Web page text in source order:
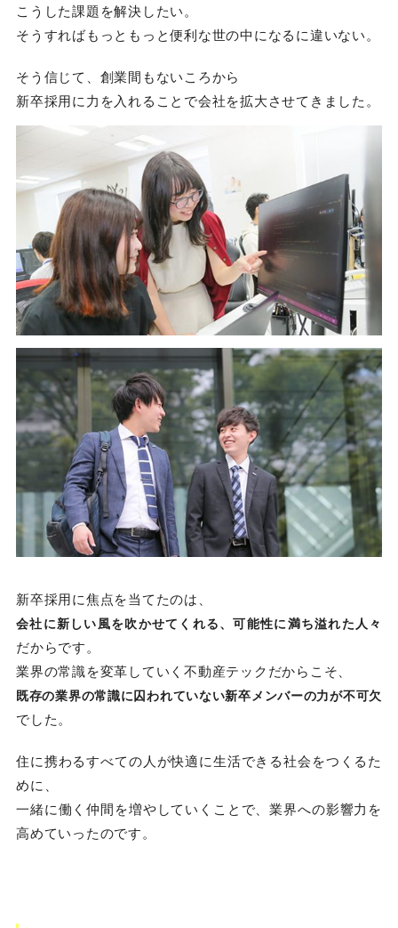
こうした課題を解決したい。
そうすればもっともっと便利な世の中になるに違いない。
そう信じて、創業間もないころから
新卒採用に力を入れることで会社を拡大させてきました。
新卒採用に焦点を当てたのは、
会社に新しい風を吹かせてくれる、可能性に満ち溢れた人々
だからです。
業界の常識を変革していく不動産テックだからこそ、
既存の業界の常識に囚われていない新卒メンバーの力が不可欠
でした。
住に携わるすべての人が快適に生活できる社会をつくるた
めに、
一緒に働く仲間を増やしていくことで、業界への影響力を
高めていったのです。